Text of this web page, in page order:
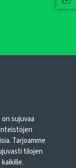
sujuvaa
Tarjoamme
tilojen